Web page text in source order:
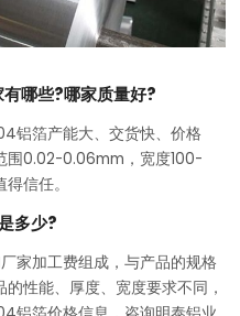
哪些?哪家质量好?
铝箔产能大、交货快、价格
围0.02-0.06mm，宽度100-
信任。
多少?
家加工费组成，与产品的规格
性能、厚度、宽度要求不同，